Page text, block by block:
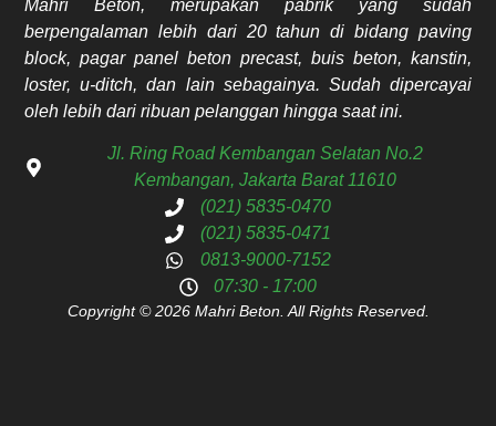
Mahri Beton, merupakan pabrik yang sudah
berpengalaman lebih dari 20 tahun di bidang paving
block, pagar panel beton precast, buis beton, kanstin,
loster, u-ditch, dan lain sebagainya. Sudah dipercayai
oleh lebih dari ribuan pelanggan hingga saat ini.
Jl. Ring Road Kembangan Selatan No.2
Kembangan, Jakarta Barat 11610
(021) 5835-0470
(021) 5835-0471
0813-9000-7152
07:30 - 17:00
Copyright © 2026 Mahri Beton. All Rights Reserved.